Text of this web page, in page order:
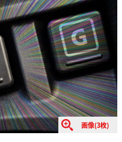
画像(3枚)